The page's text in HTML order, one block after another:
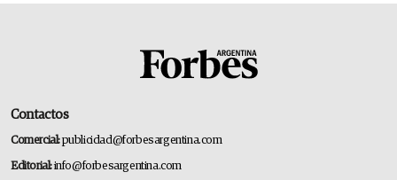
Contactos
Comercial:publicidad@forbesargentina.com
Editorial:info@forbesargentina.com